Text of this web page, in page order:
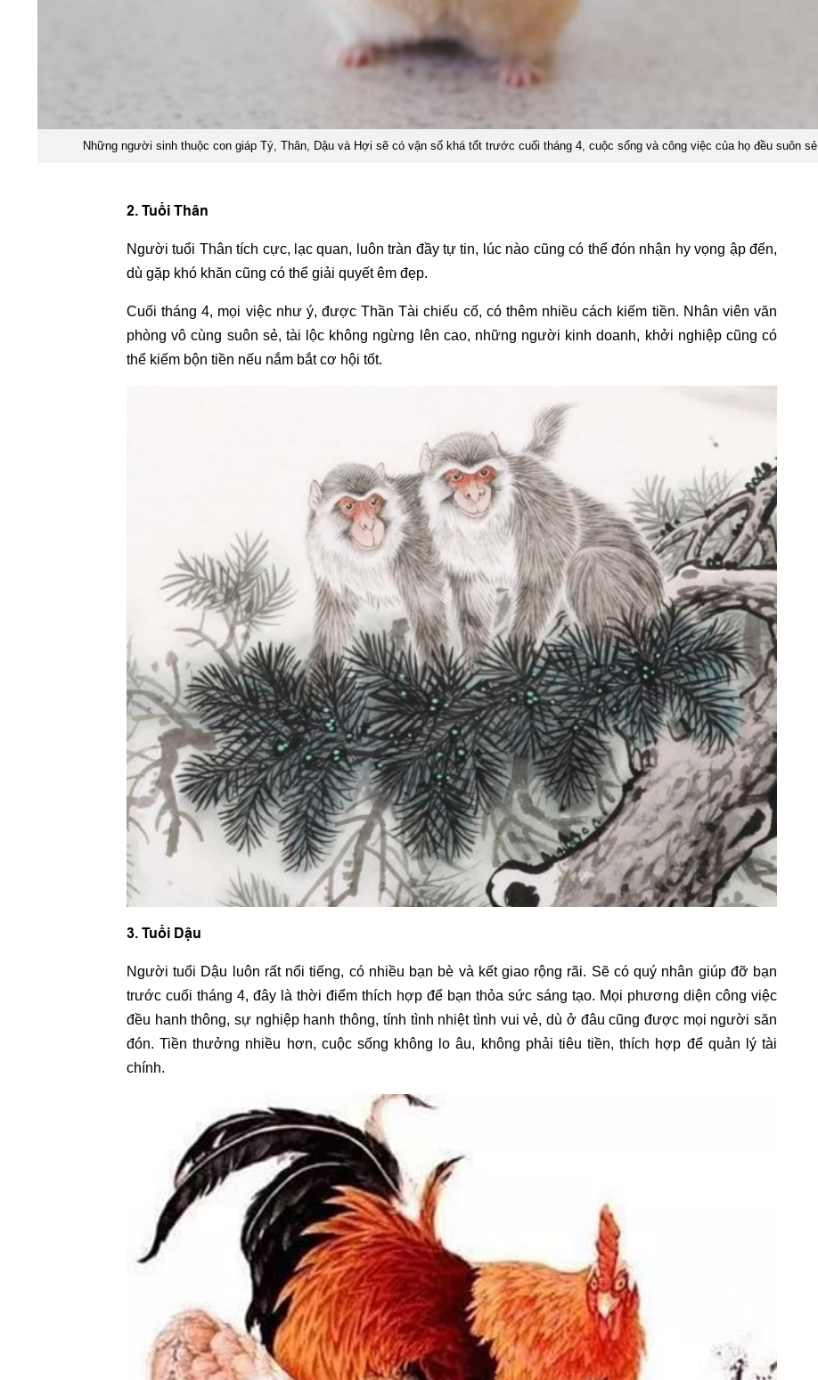
Những người sinh thuộc con giáp Tý, Thân, Dậu và Hợi sẽ có vận số khá tốt trước cuối tháng 4, cuộc sống và công việc của họ đều suôn sẻ.
2. Tuổi Thân
Người tuổi Thân tích cực, lạc quan, luôn tràn đầy tự tin, lúc nào cũng có thể đón nhận hy vọng ập đến,
dù gặp khó khăn cũng có thể giải quyết êm đẹp.
Cuối tháng 4, mọi việc như ý, được Thần Tài chiếu cố, có thêm nhiều cách kiếm tiền. Nhân viên văn
phòng vô cùng suôn sẻ, tài lộc không ngừng lên cao, những người kinh doanh, khởi nghiệp cũng có
thể kiếm bộn tiền nếu nắm bắt cơ hội tốt.
3. Tuổi Dậu
Người tuổi Dậu luôn rất nổi tiếng, có nhiều bạn bè và kết giao rộng rãi. Sẽ có quý nhân giúp đỡ bạn
trước cuối tháng 4, đây là thời điểm thích hợp để bạn thỏa sức sáng tạo. Mọi phương diện công việc
đều hanh thông, sự nghiệp hanh thông, tính tình nhiệt tình vui vẻ, dù ở đâu cũng được mọi người săn
đón. Tiền thưởng nhiều hơn, cuộc sống không lo âu, không phải tiêu tiền, thích hợp để quản lý tài
chính.